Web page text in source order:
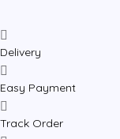
Delivery
Easy Payment
Track Order